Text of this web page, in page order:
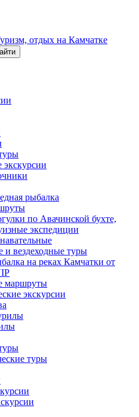
отдых на Камчатке
экскурсии
рыбалка
по Авачинской бухте,
экспедиции
и вездеходные туры
на реках Камчатки от
маршруты
экскурсии
туры